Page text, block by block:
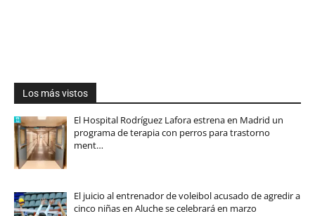
Los más vistos
El Hospital Rodríguez Lafora estrena en Madrid un
programa de terapia con perros para trastorno
ment…
El juicio al entrenador de voleibol acusado de agredir a
cinco niñas en Aluche se celebrará en marzo